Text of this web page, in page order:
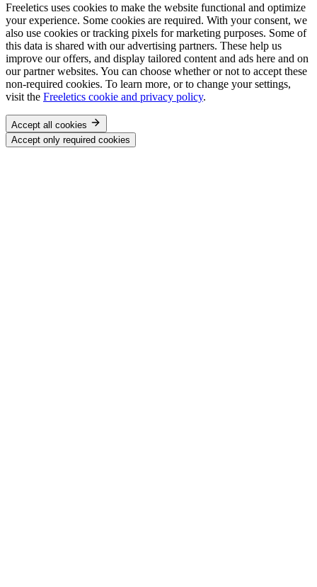
Freeletics uses cookies to make the website functional and optimize
your experience. Some cookies are required. With your consent, we
also use cookies or tracking pixels for marketing purposes. Some of
this data is shared with our advertising partners. These help us
improve our offers, and display tailored content and ads here and on
our partner websites. You can choose whether or not to accept these
non-required cookies. To learn more, or to change your settings,
visit the Freeletics cookie and privacy policy.
Accept all cookies
Accept only required cookies